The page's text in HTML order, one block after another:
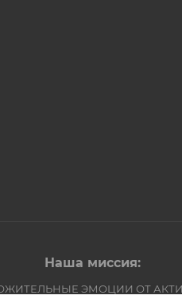
Наша миссия:
ЭМОЦИИ ОТ